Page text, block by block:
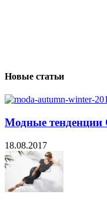
Новые статьи
Модные тенденции
18.08.2017